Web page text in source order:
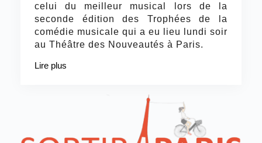
celui du meilleur musical lors de la
seconde édition des Trophées de la
comédie musicale qui a eu lieu lundi soir
au Théâtre des Nouveautés à Paris.
Lire plus